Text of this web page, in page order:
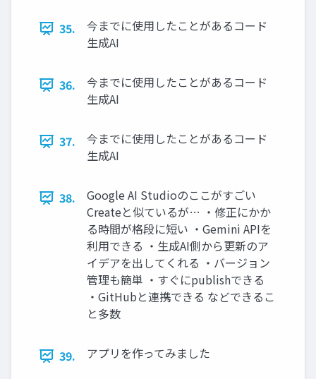
35.
今までに使用したことがあるコード
生成AI
36.
今までに使用したことがあるコード
生成AI
37.
今までに使用したことがあるコード
生成AI
38.
Google AI Studioのここがすごい
Createと似ているが… ・修正にかか
る時間が格段に短い ・Gemini APIを
利用できる ・生成AI側から更新のア
イデアを出してくれる ・バージョン
管理も簡単 ・すぐにpublishできる
・GitHubと連携できる などできるこ
と多数
39. アプリを作ってみました